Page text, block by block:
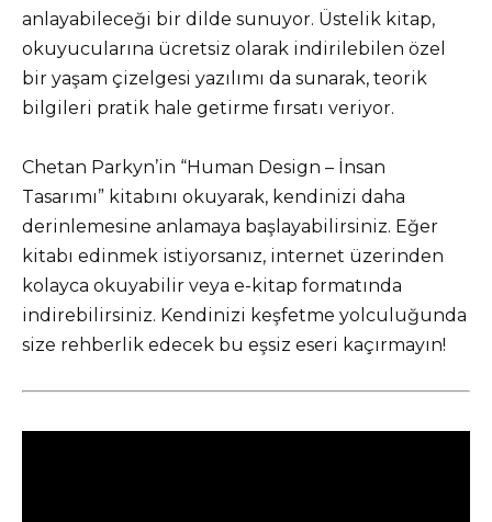
anlayabileceği bir dilde sunuyor. Üstelik kitap,
okuyucularına ücretsiz olarak indirilebilen özel
bir yaşam çizelgesi yazılımı da sunarak, teorik
bilgileri pratik hale getirme fırsatı veriyor.
Chetan Parkyn’in “Human Design – İnsan
Tasarımı” kitabını okuyarak, kendinizi daha
derinlemesine anlamaya başlayabilirsiniz. Eğer
kitabı edinmek istiyorsanız, internet üzerinden
kolayca okuyabilir veya e-kitap formatında
indirebilirsiniz. Kendinizi keşfetme yolculuğunda
size rehberlik edecek bu eşsiz eseri kaçırmayın!